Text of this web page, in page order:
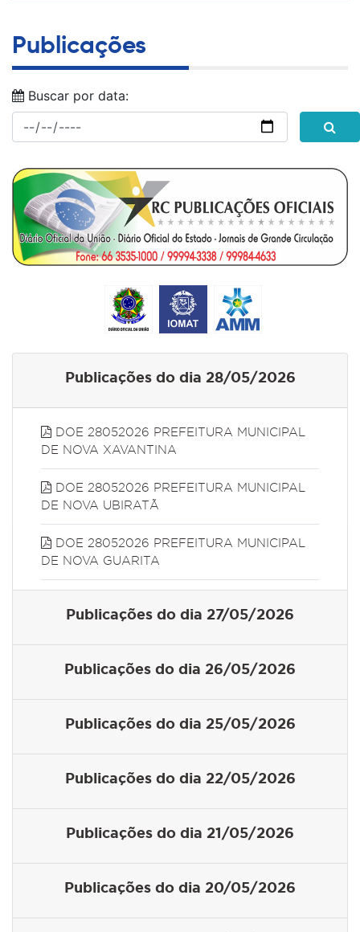
Publicações
Buscar por data:
Publicações do dia 28/05/2026
DOE 28052026 PREFEITURA MUNICIPAL
DE NOVA XAVANTINA
DOE 28052026 PREFEITURA MUNICIPAL
DE NOVA UBIRATÃ
DOE 28052026 PREFEITURA MUNICIPAL
DE NOVA GUARITA
Publicações do dia 27/05/2026
Publicações do dia 26/05/2026
Publicações do dia 25/05/2026
Publicações do dia 22/05/2026
Publicações do dia 21/05/2026
Publicações do dia 20/05/2026